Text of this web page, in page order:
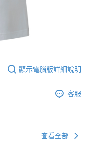
顯示電腦版詳細說明
客服
查看全部